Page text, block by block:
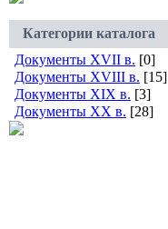
Категории каталога
Документы XVII в. [0]
Документы XVIII в. [15]
Документы XIX в. [3]
Документы XX в. [28]